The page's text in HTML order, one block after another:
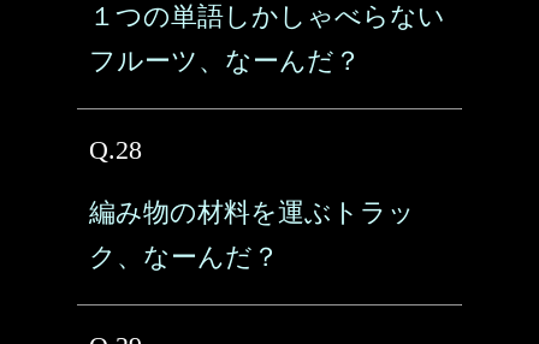
１つの単語しかしゃべらない
フルーツ、なーんだ？
Q.28
編み物の材料を運ぶトラッ
ク、なーんだ？